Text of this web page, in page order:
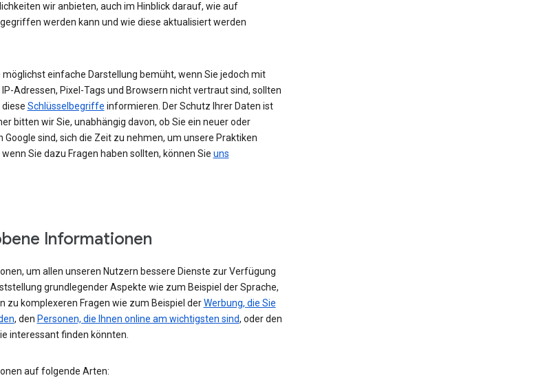
wir anbieten, auch im Hinblick darauf, wie auf
werden kann und wie diese aktualisiert werden
möglichst einfache Darstellung bemüht, wenn Sie jedoch mit
Adressen, Pixel-Tags und Browsern nicht vertraut sind, sollten
Schlüsselbegriffe informieren. Der Schutz Ihrer Daten ist
bitten wir Sie, unabhängig davon, ob Sie ein neuer oder
Google sind, sich die Zeit zu nehmen, um unsere Praktiken
Sie dazu Fragen haben sollten, können Sie uns
Informationen
um allen unseren Nutzern bessere Dienste zur Verfügung
grundlegender Aspekte wie zum Beispiel der Sprache,
zu komplexeren Fragen wie zum Beispiel derWerbung, die Sie
, den Personen, die Ihnen online am wichtigsten sind, oder den
interessant finden könnten.
auf folgende Arten: